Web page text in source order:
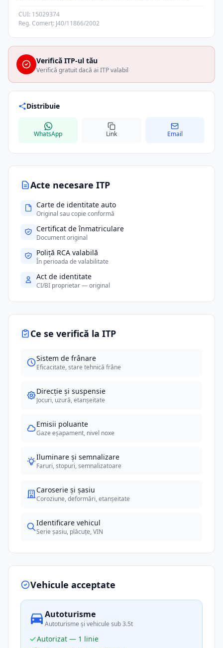
Acte necesare ITP
Carte de identitate auto
Original sau copie conformă
Certificat de înmatriculare
Document original
Poliță RCA valabilă
În perioada de valabilitate
Act de identitate
CI/BI proprietar — original
Ce se verifică la ITP
Sistem de frânare
Eficacitate, stare tehnică frâne
Direcție și suspensie
Jocuri, uzură, etanșeitate
Emisii poluante
Gaze eșapament, nivel noxe
Iluminare și semnalizare
Faruri, stopuri, semnalizatoare
Caroserie și șasiu
Coroziune, deformări, etanșeitate
Identificare vehicul
Serie șasiu, plăcuțe, VIN
Vehicule acceptate
Autoturisme
Autoturisme și vehicule sub 3.5t
Autorizat — 1 linie
CUI: 15029374
Reg. Comerț: J40/11866/2002
Verifică ITP-ul tău
Verifică gratuit dacă ai ITP valabil
Distribuie
WhatsApp Link Email